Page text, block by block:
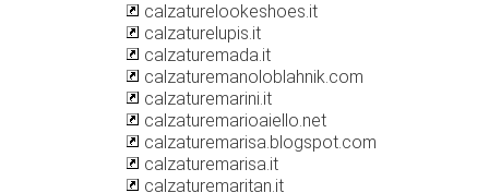
calzaturelookeshoes.it
calzaturelupis.it
calzaturemada.it
calzaturemanoloblahnik.com
calzaturemarini.it
calzaturemarioaiello.net
calzaturemarisa.blogspot.com
calzaturemarisa.it
calzaturemaritan.it